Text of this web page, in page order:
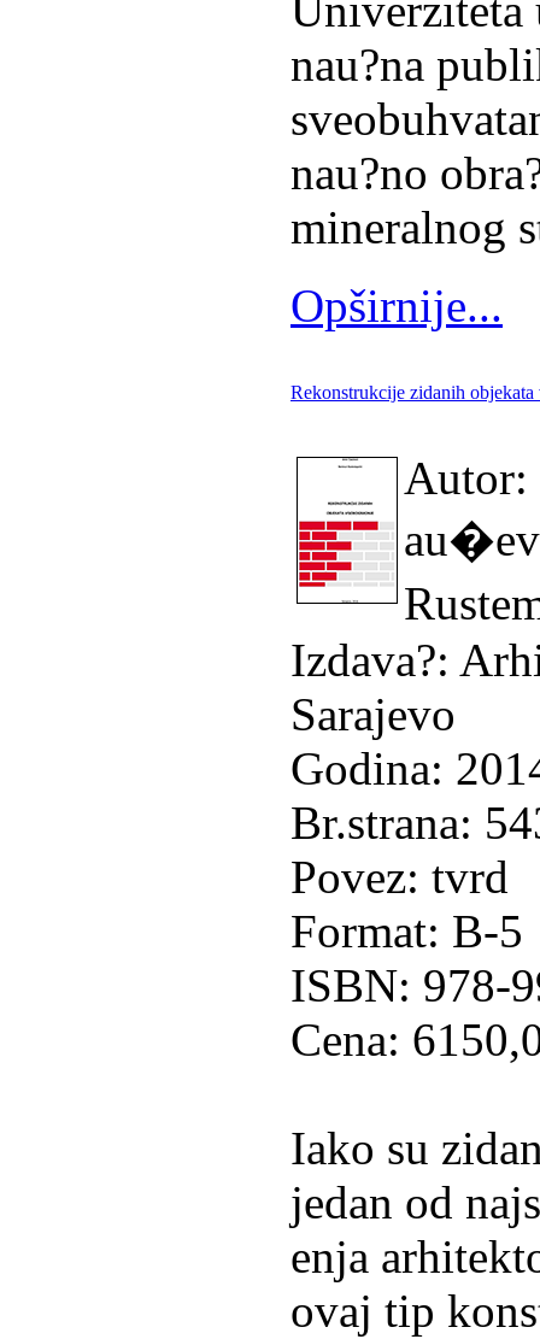
nau?na
nau?no
mineralnog
Opširnije...
Rekonstrukcije zidanih objekata
Autor:
Izdava?:
Sarajevo
Godina:
Br.strana:
Povez: tvrd
Format: B-5
ISBN: 978-
Cena:
Iako su
jedan od
enja
ovaj tip